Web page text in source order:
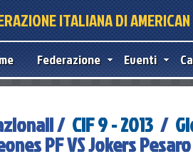
ITALIANA DI
Federazione Eventi
/ CIF 9 - 2013 /
PF VS Jokers